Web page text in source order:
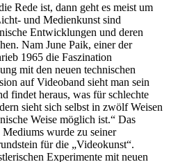
Rede ist, dann geht es meist um
und Medienkunst sind
Entwicklungen und deren
Nam June Paik, einer der
1965 die Faszination
mit den neuen technischen
auf Videoband sieht man sein
findet heraus, was für schlechte
sieht sich selbst in zwölf Weisen
Weise möglich ist.“ Das
Mediums wurde zu seiner
für die „Videokunst“.
Experimente mit neuen